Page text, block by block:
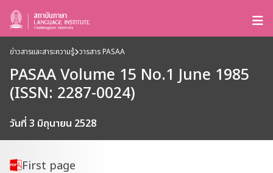
ข่าวสารและสาระความรู้ วารสาร PASAA
PASAA Volume 15 No.1 June 1985
(ISSN: 2287-0024)
วันที่ 3 มิถุนายน 2528
First page